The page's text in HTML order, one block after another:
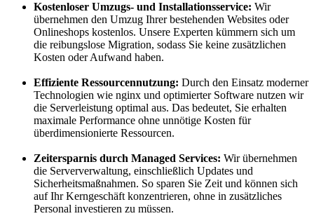
Kostenloser Umzugs- und Installationsservice: Wir
übernehmen den Umzug Ihrer bestehenden Websites oder
Onlineshops kostenlos. Unsere Experten kümmern sich um
die reibungslose Migration, sodass Sie keine zusätzlichen
Kosten oder Aufwand haben.
Effiziente Ressourcennutzung: Durch den Einsatz moderner
Technologien wie nginx und optimierter Software nutzen wir
die Serverleistung optimal aus. Das bedeutet, Sie erhalten
maximale Performance ohne unnötige Kosten für
überdimensionierte Ressourcen.
Zeitersparnis durch Managed Services: Wir übernehmen
die Serververwaltung, einschließlich Updates und
Sicherheitsmaßnahmen. So sparen Sie Zeit und können sich
auf Ihr Kerngeschäft konzentrieren, ohne in zusätzliches
Personal investieren zu müssen.